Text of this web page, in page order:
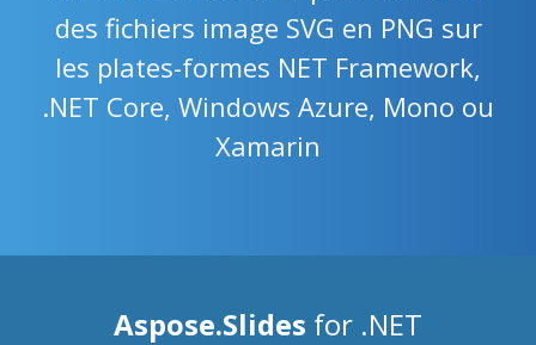
des fichiers image SVG en PNG sur
les plates-formes NET Framework,
.NET Core, Windows Azure, Mono ou
Xamarin
Aspose.Slides for .NET